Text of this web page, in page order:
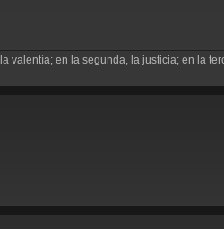
en la segunda, la justicia; en la